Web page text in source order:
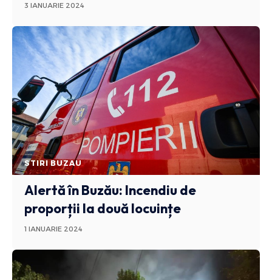
3 IANUARIE 2024
STIRI BUZAU
Alertă în Buzău: Incendiu de
proporții la două locuințe
1 IANUARIE 2024